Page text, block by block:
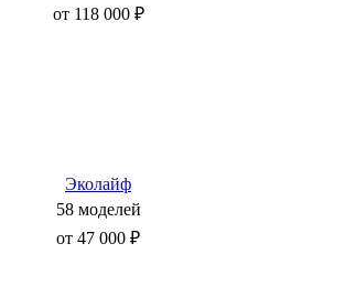
от 118 000 ₽
Эколайф
58 моделей
от 47 000 ₽